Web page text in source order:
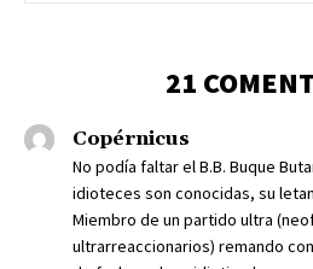
21
Copérnicus
No podía faltar el B.B. Buque
idioteces son conocidas, su
Miembro de un partido ultra
ultrarreaccionarios) remando